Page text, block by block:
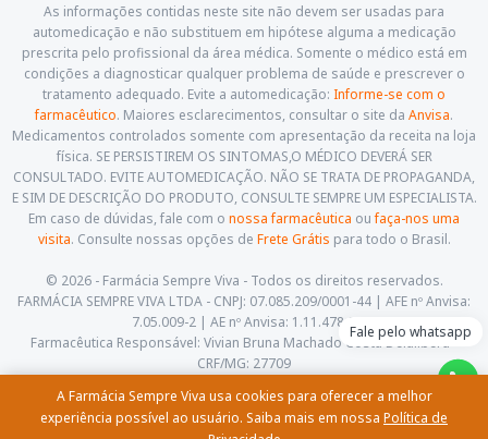
Fale pelo whatsapp
As informações contidas neste site não devem ser usadas para
automedicação e não substituem em hipótese alguma a medicação
prescrita pelo profissional da área médica. Somente o médico está em
condições a diagnosticar qualquer problema de saúde e prescrever o
tratamento adequado. Evite a automedicação: Informe-se com o
farmacêutico. Maiores esclarecimentos, consultar o site da Anvisa.
Medicamentos controlados somente com apresentação da receita na loja
física. SE PERSISTIREM OS SINTOMAS,O MÉDICO DEVERÁ SER
CONSULTADO. EVITE AUTOMEDICAÇÃO. NÃO SE TRATA DE PROPAGANDA,
E SIM DE DESCRIÇÃO DO PRODUTO, CONSULTE SEMPRE UM ESPECIALISTA.
Em caso de dúvidas, fale com o nossa farmacêutica oufaça-nos uma
visita. Consulte nossas opções de Frete Grátis para todo o Brasil.
© 2026 - Farmácia Sempre Viva - Todos os direitos reservados.
FARMÁCIA SEMPRE VIVA LTDA - CNPJ: 07.085.209/0001-44 | AFE nº Anvisa:
7.05.009-2 | AE nº Anvisa: 1.11.478-5
Farmacêutica Responsável: Vivian Bruna Machado Costa Delalibera -
CRF/MG: 27709
(35) 3622-5658 | contato@farmaciasempreviva.com.br
A Farmácia Sempre Viva usa cookies para oferecer a melhor
experiência possível ao usuário. Saiba mais em nossa Política de